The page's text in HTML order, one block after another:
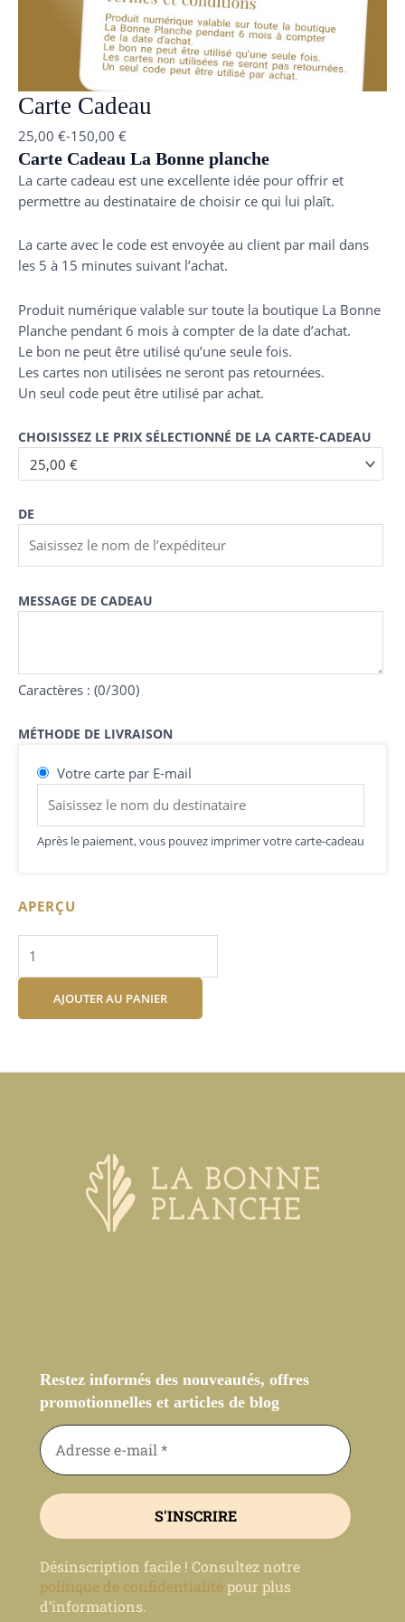
Carte Cadeau
25,00 €-150,00 €
Carte Cadeau La Bonne planche
La carte cadeau est une excellente idée pour offrir et
permettre au destinataire de choisir ce qui lui plaît.
La carte avec le code est envoyée au client par mail dans
les 5 à 15 minutes suivant l’achat.
Produit numérique valable sur toute la boutique La Bonne
Planche pendant 6 mois à compter de la date d’achat.
Le bon ne peut être utilisé qu’une seule fois.
Les cartes non utilisées ne seront pas retournées.
Un seul code peut être utilisé par achat.
CHOISISSEZ LE PRIX SÉLECTIONNÉ DE LA CARTE-CADEAU
DE
MESSAGE DE CADEAU
Caractères : (0/300)
MÉTHODE DE LIVRAISON
Votre carte par E-mail
Après le paiement, vous pouvez imprimer votre carte-cadeau
APERÇU
AJOUTER AU PANIER
Restez informés des nouveautés, offres
promotionnelles et articles de blog
Désinscription facile ! Consultez notre
politique de confidentialitépour plus
d’informations.